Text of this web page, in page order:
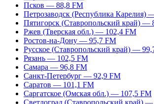
Псков — 88,8 FM
Петрозаводск (Республика Карелия)
Пятигорск (Ставропольский край) —
Ржев (Тверская обл.) — 102,4 FM
Ростов-на-Дону — 95,7 FM
Русское (Ставропольский край) —
Рязань — 102,5 FM
Самара — 96,8 FM
Санкт-Петербург — 92,9 FM
Саратов — 101,1 FM
Саргатское (Омская обл.) — 107,5 FM
Светлоград (Ставропольский край)